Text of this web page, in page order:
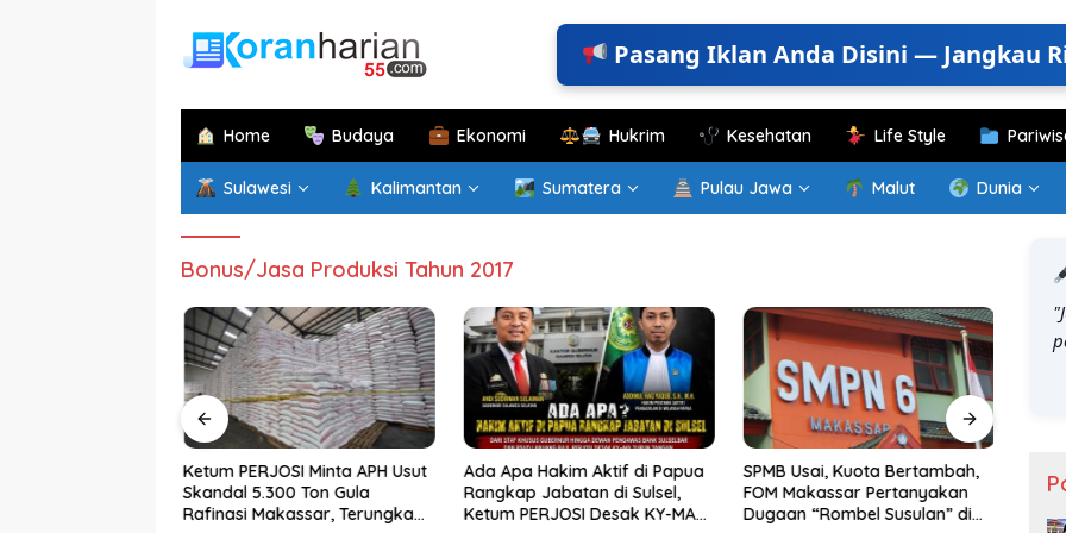
Pasang Iklan Anda Disini — Jangkau
Home Budaya Ekonomi Hukrim Kesehatan Life Style
Sulawesi Kalimantan Sumatera Pulau Jawa Malut Dunia
Bonus/Jasa Produksi Tahun 2017
Ketum PERJOSI Minta APH Usut
Skandal 5.300 Ton Gula
Rafinasi Makassar, Terungkap
Ada Apa Hakim Aktif di Papua
Rangkap Jabatan di Sulsel,
Ketum PERJOSI Desak KY-MA
SPMB Usai, Kuota Bertambah,
FOM Makassar Pertanyakan
Dugaan “Rombel Susulan” di